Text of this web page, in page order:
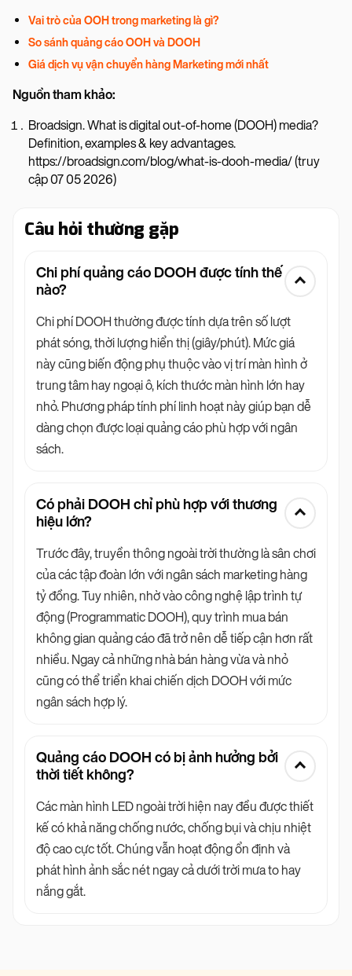
Vai trò của OOH trong marketing là gì?
So sánh quảng cáo OOH và DOOH
Giá dịch vụ vận chuyển hàng Marketing mới nhất
Nguồn tham khảo:
Broadsign. What is digital out-of-home (DOOH) media?
Definition, examples & key advantages.
https://broadsign.com/blog/what-is-dooh-media/ (truy
cập 07 05 2026)
Câu hỏi thường gặp
Chi phí quảng cáo DOOH được tính thế
nào?
Chi phí DOOH thường được tính dựa trên số lượt
phát sóng, thời lượng hiển thị (giây/phút). Mức giá
này cũng biến động phụ thuộc vào vị trí màn hình ở
trung tâm hay ngoại ô, kích thước màn hình lớn hay
nhỏ. Phương pháp tính phí linh hoạt này giúp bạn dễ
dàng chọn được loại quảng cáo phù hợp với ngân
sách.
Có phải DOOH chỉ phù hợp với thương
hiệu lớn?
Trước đây, truyền thông ngoài trời thường là sân chơi
của các tập đoàn lớn với ngân sách marketing hàng
tỷ đồng. Tuy nhiên, nhờ vào công nghệ lập trình tự
động (Programmatic DOOH), quy trình mua bán
không gian quảng cáo đã trở nên dễ tiếp cận hơn rất
nhiều. Ngay cả những nhà bán hàng vừa và nhỏ
cũng có thể triển khai chiến dịch DOOH với mức
ngân sách hợp lý.
Quảng cáo DOOH có bị ảnh hưởng bởi
thời tiết không?
Các màn hình LED ngoài trời hiện nay đều được thiết
kế có khả năng chống nước, chống bụi và chịu nhiệt
độ cao cực tốt. Chúng vẫn hoạt động ổn định và
phát hình ảnh sắc nét ngay cả dưới trời mưa to hay
nắng gắt.